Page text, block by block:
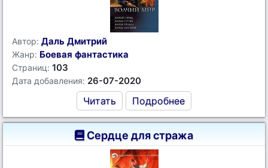
Автор: Даль Дмитрий
Жанр: Боевая фантастика
Страниц: 103
Дата добавления: 26-07-2020
Читать Подробнее
Сердце для стража